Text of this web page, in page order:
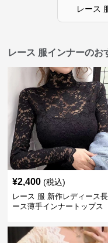
レース
レース 服インナーのお
¥2,400 (税込)
レース 服 新作レディース
ース薄手インナートップス